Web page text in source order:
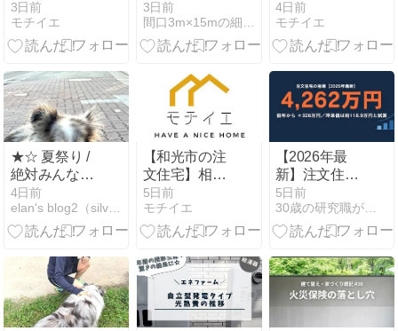
場と費用を抑
えるコツを徹
底解説
3日前
モチイエ
島トマリトマ
ロ
3日前
間口3m×15mの細長い家の暮らし
いくら？失敗
しない予算の
立て方
4日前
モチイエ
★☆ 夏祭り /
絶対みんな欲
求不満。
4日前
elan's blog2（silva's diary）
【和光市の注
文住宅】相場
はいくら？費
用と価格帯を
徹底解説
5日前
モチイエ
【2026年最
新】注文住宅
の相場は4,262
万円｜坪単価
も試算
5日前
30歳の研究職がアイ工務店で建てる延床50坪の家